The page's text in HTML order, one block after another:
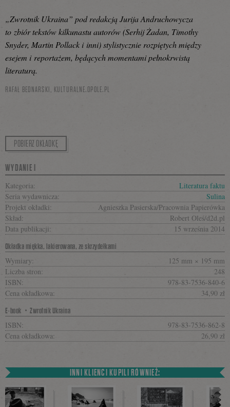
„Zwrotnik Ukraina” pod redakcją Jurija Andruchowycza
to zbiór tekstów kilkunastu autorów (Serhij Żadan, Timothy
Snyder, Martin Pollack i inni) stylistycznie rozpiętych między
esejem i reportażem, będących momentami pełnokrwistą
literaturą.
RAFAŁ BEDNARSKI, KULTURALNE.OPOLE.PL
POBIERZ OKŁADKĘ
WYDANIE I
Kategoria:
Literatura faktu
Seria wydawnicza:
Sulina
Projekt okładki:
Agnieszka Pasierska/Pracownia Papierówka
Skład:
Robert Oleś/d2d.pl
Data publikacji:
15 września 2014
Okładka miękka, lakierowana, ze skrzydełkami
Wymiary:
125 mm × 195 mm
Liczba stron:
248
ISBN:
978-83-7536-840-6
Cena okładkowa:
34,90 zł
E-book・Zwrotnik Ukraina
ISBN:
978-83-7536-862-8
Cena okładkowa:
26,90 zł
INNI KLIENCI KUPILI RÓWNIEŻ: